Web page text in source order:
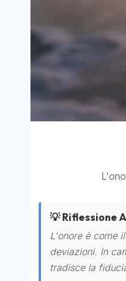
💡 Riflessione
L'onore è come
deviazioni. In
tradisce la